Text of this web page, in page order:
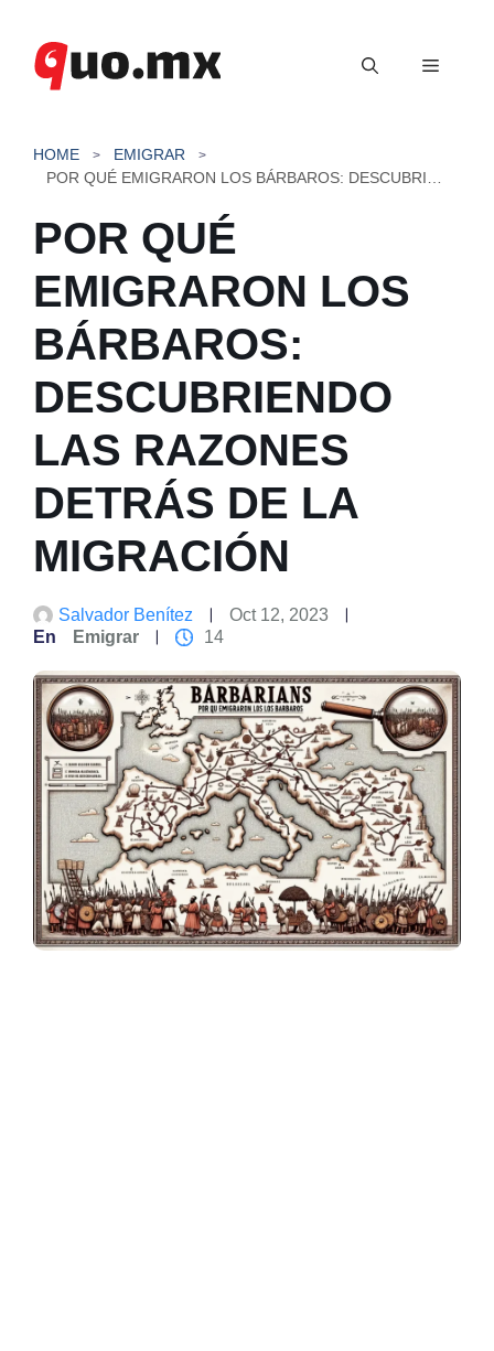
contenido
Menú
HOME
EMIGRAR
POR QUÉ
EMIGRARON LOS
BÁRBAROS:
DESCUBRIENDO
LAS RAZONES
DETRÁS DE LA
MIGRACIÓN
Salvador Benítez
Oct 12, 2023
En
Emigrar 14